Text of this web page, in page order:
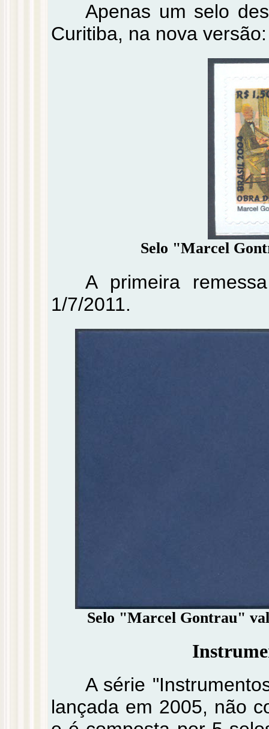
Apenas um selo
Curitiba, na nova versão:
Selo "Marcel
A primeira
1/7/2011.
Selo "Marcel Gontrau"
A série
lançada em 2005, não